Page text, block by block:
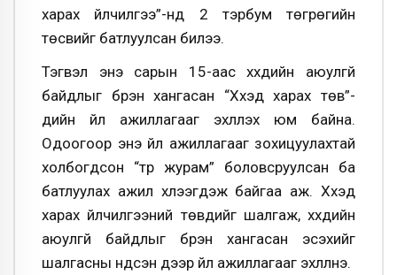
харах үйлчилгээ”-нд 2 тэрбум төгрөгийн
төсвийг батлуулсан билээ.
Тэгвэл энэ сарын 15-аас хүүхдийн аюулгүй
байдлыг бүрэн хангасан “Хүүхэд харах төв”-
үүдийн үйл ажиллагааг эхлүүлэх юм байна.
Одоогоор энэ үйл ажиллагааг зохицуулахтай
холбогдсон “түр журам” боловсруулсан ба
батлуулах ажил хүлээгдэж байгаа аж. Хүүхэд
харах үйлчилгээний төвүүдийг шалгаж, хүүхдийн
аюулгүй байдлыг бүрэн хангасан эсэхийг
шалгасны үндсэн дээр үйл ажиллагааг эхлүүлнэ.